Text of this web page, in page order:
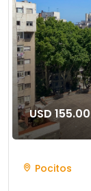
USD
Pocitos